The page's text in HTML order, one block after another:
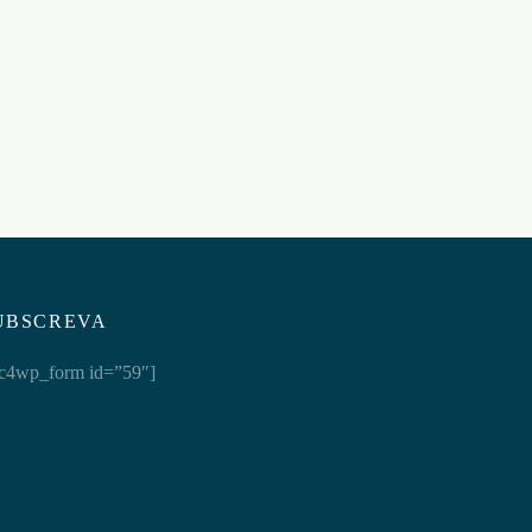
id=”59″]